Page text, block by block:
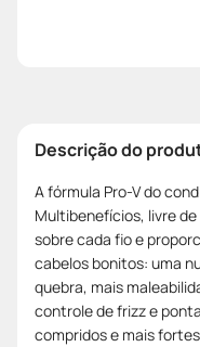
Descrição do
A fórmula Pro-V do
Multibenefícios, livre
sobre cada fio e
cabelos bonitos: uma
quebra, mais
controle de frizz e
compridos e mais